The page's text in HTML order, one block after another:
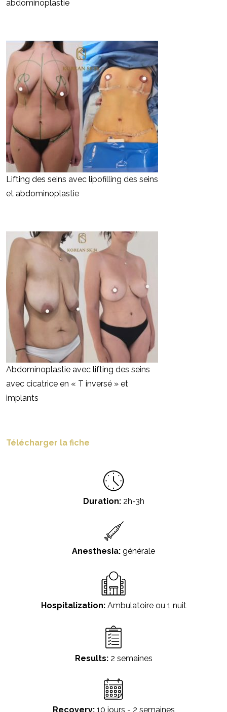
abdominoplastie
Lifting des seins avec lipofilling des seins
et abdominoplastie
Abdominoplastie avec lifting des seins
avec cicatrice en « T inversé » et
implants
Télécharger la fiche
Duration:2h-3h
Anesthesia: générale
Hospitalization:Ambulatoire ou 1 nuit
Results:2 semaines
Recovery:10 jours - 2 semaines